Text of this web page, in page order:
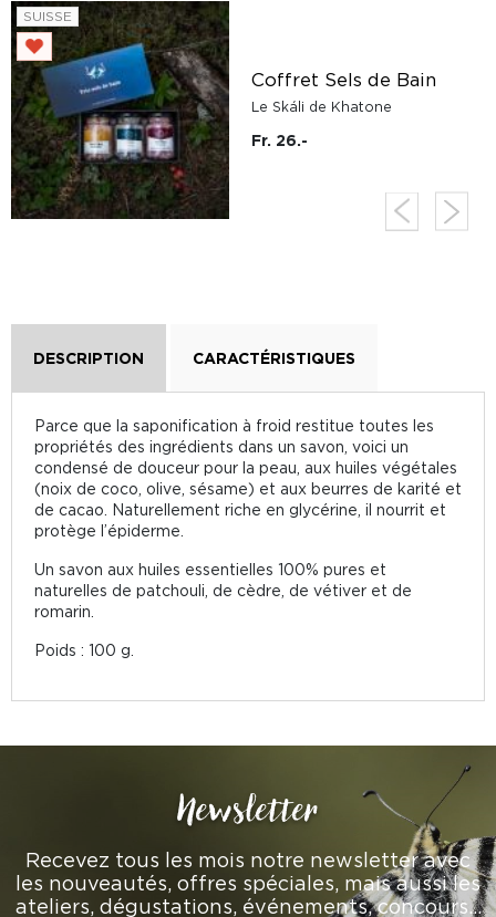
SUISSE
Coffret Sels de Bain
Le Skáli de Khatone
Fr. 26.-
DESCRIPTION CARACTÉRISTIQUES
Parce que la saponification à froid restitue toutes les
propriétés des ingrédients dans un savon, voici un
condensé de douceur pour la peau, aux huiles végétales
(noix de coco, olive, sésame) et aux beurres de karité et
de cacao. Naturellement riche en glycérine, il nourrit et
protège l’épiderme.
Un savon aux huiles essentielles 100% pures et
naturelles de patchouli, de cèdre, de vétiver et de
romarin.
Poids : 100 g.
Newsletter
Recevez tous les mois notre newsletter avec
les nouveautés, offres spéciales, mais aussi les
ateliers, dégustations, événements, concours…